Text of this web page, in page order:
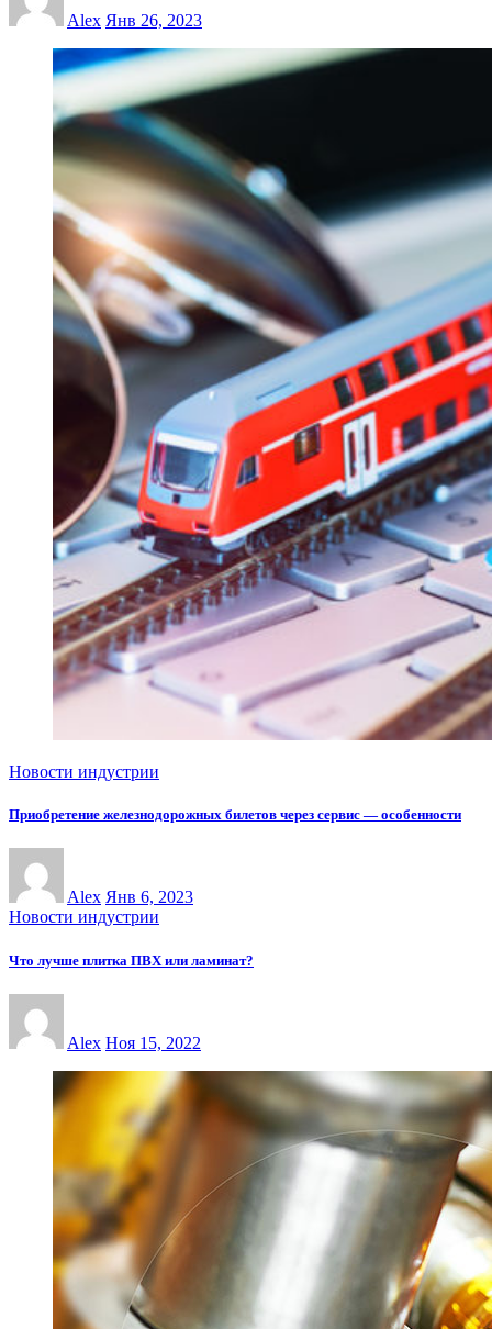
Alex Янв 26, 2023
Новости индустрии
Приобретение железнодорожных билетов через сервис — особенности
Alex Янв 6, 2023
Новости индустрии
Что лучше плитка ПВХ или ламинат?
Alex Ноя 15, 2022